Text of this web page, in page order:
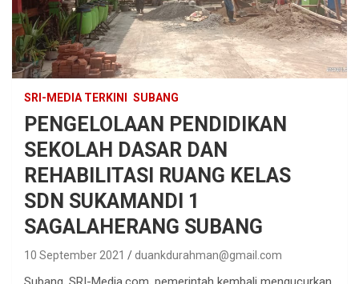
SRI-MEDIA TERKINI SUBANG
PENGELOLAAN PENDIDIKAN
SEKOLAH DASAR DAN
REHABILITASI RUANG KELAS
SDN SUKAMANDI 1
SAGALAHERANG SUBANG
10 September 2021 duankdurahman@gmail.com